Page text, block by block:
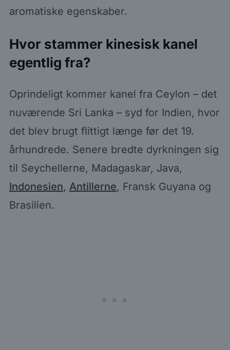
aromatiske egenskaber.
Hvor stammer kinesisk kanel
egentlig fra?
Oprindeligt kommer kanel fra Ceylon – det
nuværende Sri Lanka – syd for Indien, hvor
det blev brugt flittigt længe før det 19.
århundrede. Senere bredte dyrkningen sig
til Seychellerne, Madagaskar, Java,
Indonesien, Antillerne, Fransk Guyana og
Brasilien.